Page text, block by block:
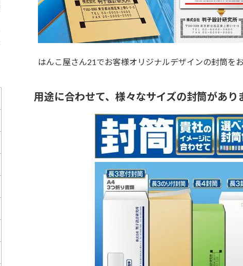
はんこ屋さん21でお客様オリジナルデザインの封筒を
用途に合わせて、様々なサイズの封筒があり